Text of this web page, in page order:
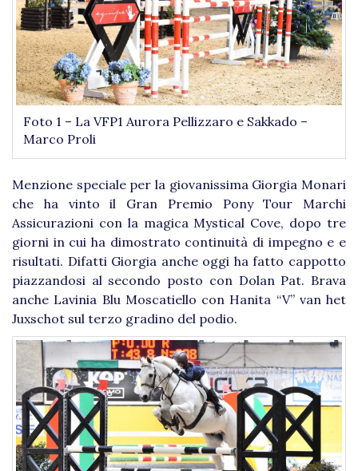
Foto 1 – La VFP1 Aurora Pellizzaro e Sakkado –
Marco Proli
Menzione speciale per la giovanissima Giorgia Monari
che ha vinto il Gran Premio Pony Tour Marchi
Assicurazioni con la magica Mystical Cove, dopo tre
giorni in cui ha dimostrato continuità di impegno e e
risultati. Difatti Giorgia anche oggi ha fatto cappotto
piazzandosi al secondo posto con Dolan Pat. Brava
anche Lavinia Blu Moscatiello con Hanita “V” van het
Juxschot sul terzo gradino del podio.